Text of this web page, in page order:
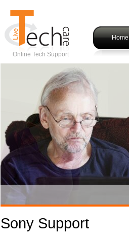
Online Tech Support
Home
Sony Support